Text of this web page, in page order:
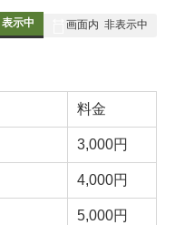
表示中 画面内 非表示中
料金
3,000円
4,000円
5,000円